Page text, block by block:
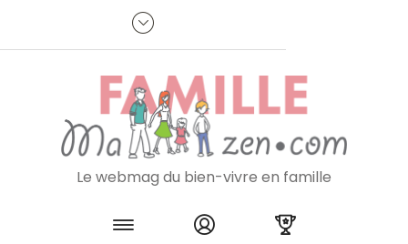
Je m'inscris à la newsletter
Le webmag du bien-vivre en famille
Skip to content
Panneau de gestion des cookies